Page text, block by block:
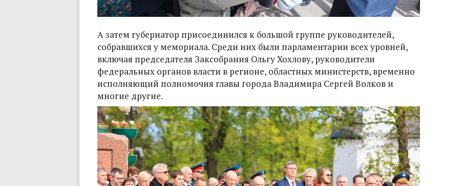
А затем губернатор присоединился к большой группе руководителей,
собравшихся у мемориала. Среди них были парламентарии всех уровней,
включая председателя Заксобрания Ольгу Хохлову, руководители
федеральных органов власти в регионе, областных министерств, временно
исполняющий полномочия главы города Владимира Сергей Волков и
многие другие.